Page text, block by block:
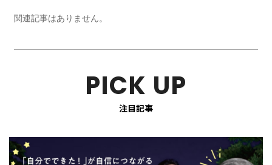
関連記事はありません。
PICK UP
注目記事